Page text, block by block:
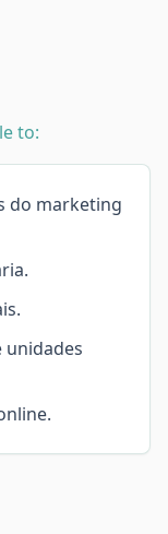
to:
do marketing
unidades